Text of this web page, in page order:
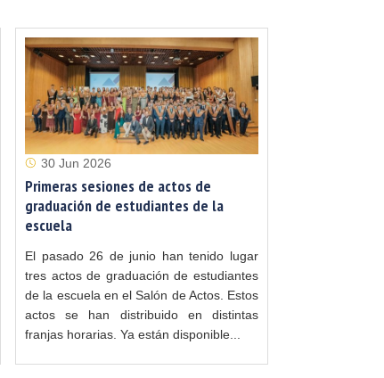
30 Jun 2026
Primeras sesiones de actos de
graduación de estudiantes de la
escuela
El pasado 26 de junio han tenido lugar
tres actos de graduación de estudiantes
de la escuela en el Salón de Actos. Estos
actos se han distribuido en distintas
franjas horarias. Ya están disponible...